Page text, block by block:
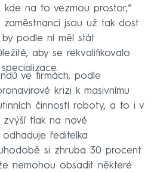
kde na to vezmou prostor,“
jsou už tak dost
by podle ní měl stát
aby se rekvalifikovalo
ve firmách, podle
krizi k masivnímu
činností roboty, a to i v
zvýší tlak na nové
odhaduje ředitelka
si zhruba 30 procent
nemohou obsadit některé